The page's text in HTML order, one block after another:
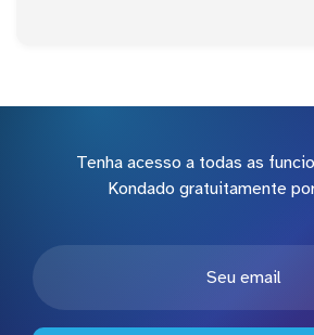
Tenha acesso a todas as
Kondado gratuitamente